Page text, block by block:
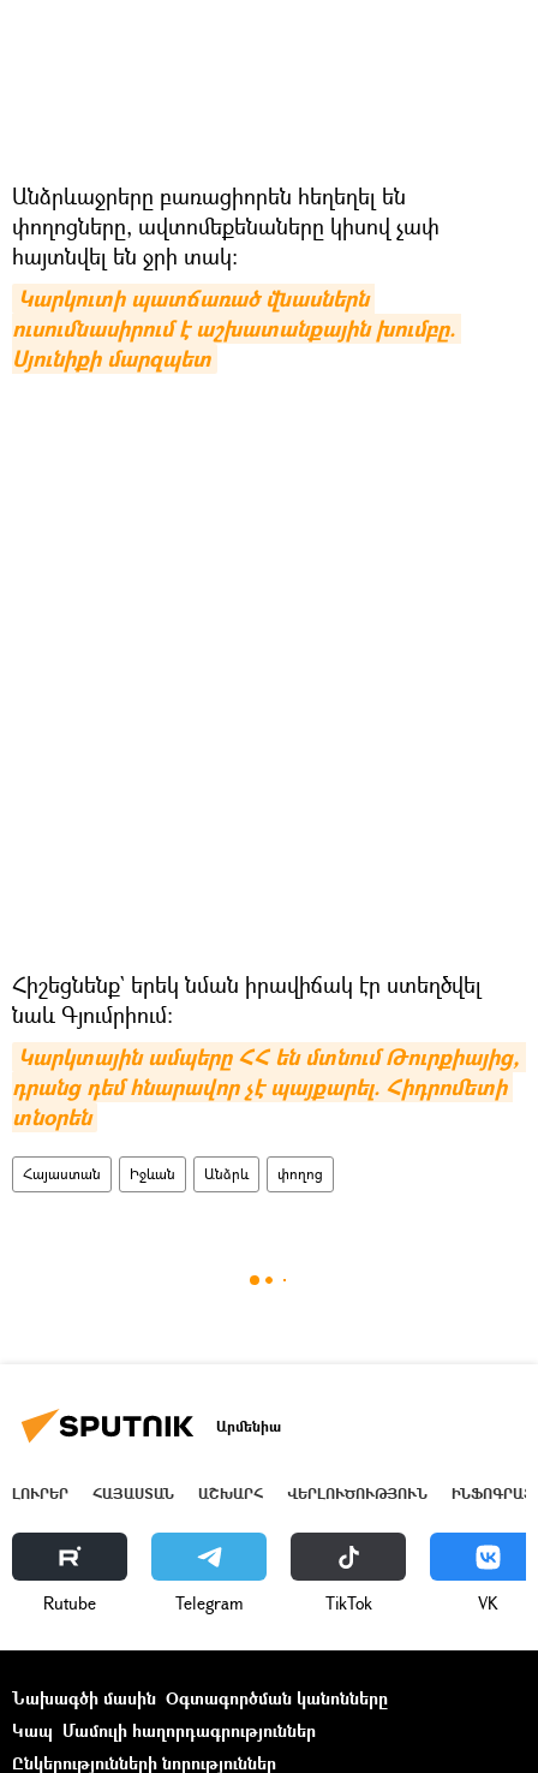
Անձրևաջրերը բառացիորեն հեղեղել են
փողոցները, ավտոմեքենաները կիսով չափ
հայտնվել են ջրի տակ։
Կարկուտի պատճառած վնասներն
ուսումնասիրում է աշխատանքային խումբը.
Սյունիքի մարզպետ
Հիշեցնենք` երեկ նման իրավիճակ էր ստեղծվել
նաև Գյումրիում։
Կարկտային ամպերը ՀՀ են մտնում Թուրքիայից,
դրանց դեմ հնարավոր չէ պայքարել. Հիդրոմետի
տնօրեն
Հայաստան Իջևան Անձրև փողոց
Արմենիա
ԼՈՒՐԵՐ ՀԱՅԱՍՏԱՆ ԱՇԽԱՐՀ ՎԵՐԼՈՒԾՈՒԹՅՈՒՆ
Rutube Telegram ТikТоk VK
Նախագծի մասին Օգտագործման կանոնները
Կապ Մամուլի հաղորդագրություններ
Ընկերությունների նորություններ